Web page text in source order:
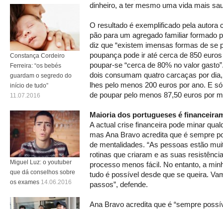
dinheiro, a ter mesmo uma vida mais
O resultado é exemplificado pela autora
pão para um agregado familiar formado
diz que “existem imensas formas de se
poupança pode ir até cerca de 850
poupar-se “cerca de 80% no valor
dois consumam quatro carcaças por
lhes pelo menos 200 euros por ano. E
de poupar pelo menos 87,50 euros por
Maioria dos portugueses é
A actual crise financeira pode minar
mas Ana Bravo acredita que é sempre
de mentalidades. “As pessoas estão
rotinas que criaram e as suas
processo menos fácil. No entanto, a
tudo é possível desde que se queira.
passos”, defende.
Ana Bravo acredita que é “sempre
Constança Cordeiro
Ferreira: “os bebés
guardam o segredo do
início de tudo”
11.07.2016
Miguel Luz: o youtuber
que dá conselhos sobre
os exames 14.06.2016